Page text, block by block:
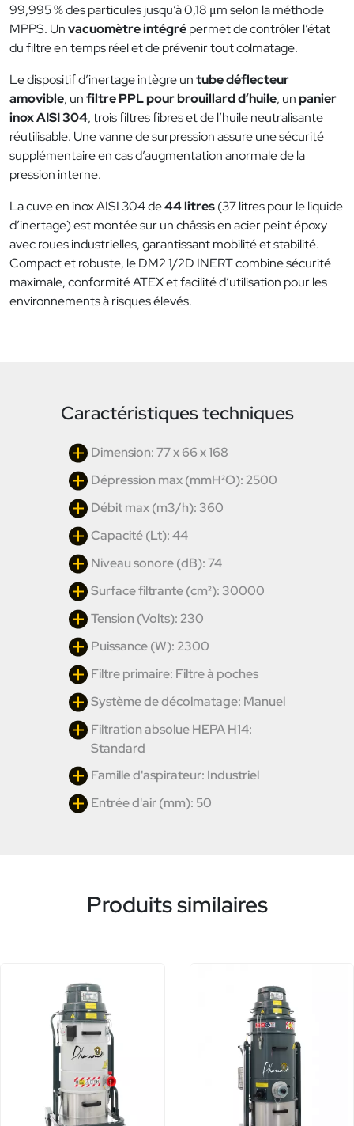
99,995 % des particules jusqu’à 0,18 μm selon la méthode
MPPS. Unvacuomètre intégrépermet de contrôler l’état
du filtre en temps réel et de prévenir tout colmatage.
Le dispositif d’inertage intègre untube déflecteur
amovible, unfiltre PPL pour brouillard d’huile, unpanier
inox AISI 304, trois filtres fibres et de l’huile neutralisante
réutilisable. Une vanne de surpression assure une sécurité
supplémentaire en cas d’augmentation anormale de la
pression interne.
La cuve en inox AISI 304 de44 litres(37 litres pour le liquide
d’inertage) est montée sur un châssis en acier peint époxy
avec roues industrielles, garantissant mobilité et stabilité.
Compact et robuste, le DM2 1/2D INERT combine sécurité
maximale, conformité ATEX et facilité d’utilisation pour les
environnements à risques élevés.
Caractéristiques techniques
Dimension: 77 x 66 x 168
Dépression max (mmH²O): 2500
Débit max (m3/h): 360
Capacité (Lt): 44
Niveau sonore (dB): 74
Surface filtrante (cm²): 30000
Tension (Volts): 230
Puissance (W): 2300
Filtre primaire: Filtre à poches
Système de décolmatage: Manuel
Filtration absolue HEPA H14:
Standard
Famille d'aspirateur: Industriel
Entrée d'air (mm): 50
Produits similaires